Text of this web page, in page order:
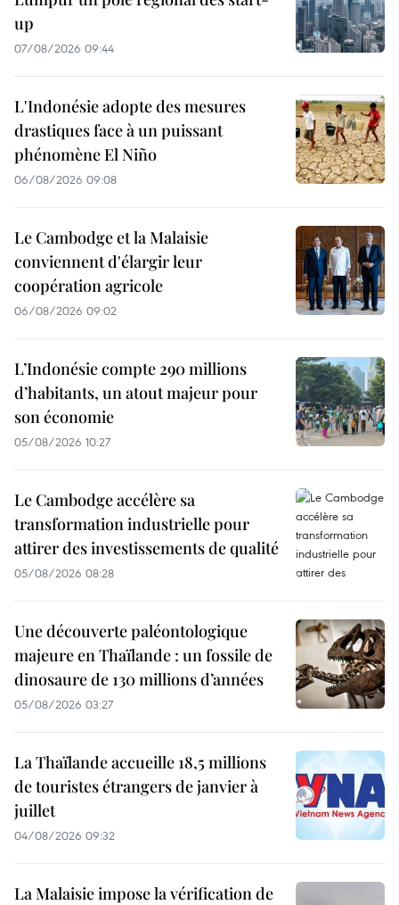
up
07/08/2026 09:44
L'Indonésie adopte des mesures
drastiques face à un puissant
phénomène El Niño
06/08/2026 09:08
Le Cambodge et la Malaisie
conviennent d'élargir leur
coopération agricole
06/08/2026 09:02
L’Indonésie compte 290 millions
d’habitants, un atout majeur pour
son économie
05/08/2026 10:27
Le Cambodge accélère sa
transformation industrielle pour
attirer des investissements de qualité
05/08/2026 08:28
Une découverte paléontologique
majeure en Thaïlande : un fossile de
dinosaure de 130 millions d’années
05/08/2026 03:27
La Thaïlande accueille 18,5 millions
de touristes étrangers de janvier à
juillet
04/08/2026 09:32
La Malaisie impose la vérification de